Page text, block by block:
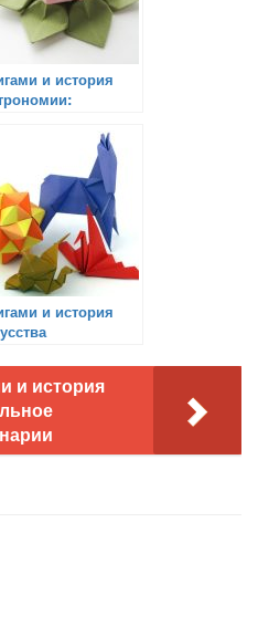
и история
в
и история
и история